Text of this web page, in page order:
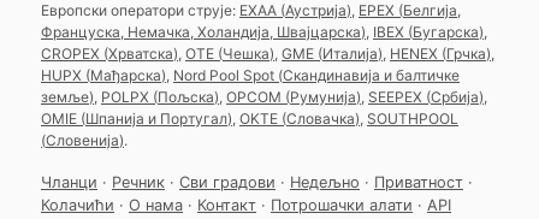
Европски оператори струје: EXAA (Аустрија), EPEX (Белгија,
Француска, Немачка, Холандија, Швајцарска), IBEX (Бугарска),
CROPEX (Хрватска), OTE (Чешка), GME (Италија), HENEX (Грчка),
HUPX (Мађарска), Nord Pool Spot (Скандинавија и балтичке
земље), POLPX (Пољска), OPCOM (Румунија), SEEPEX (Србија),
OMIE (Шпанија и Португал), OKTE (Словачка), SOUTHPOOL
(Словенија).
Чланци · Речник · Сви градови · Недељно · Приватност ·
Колачићи · О нама · Контакт · Потрошачки алати · API